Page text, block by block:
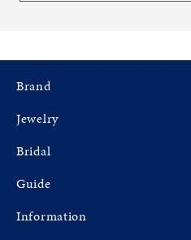
Brand
4℃
CANAL 4℃
EAU DOUCE４℃
cofl by 4℃
Bridal
婚約指輪
結婚指輪
Jewelry
すべてのジュエリー
新着商品
限定ジュエリー
Guide
ショッピングガイド
Information